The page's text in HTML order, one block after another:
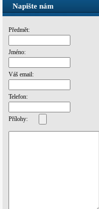
Napište nám
Předmět:
Jméno:
Váš email:
Telefon:
Přílohy: